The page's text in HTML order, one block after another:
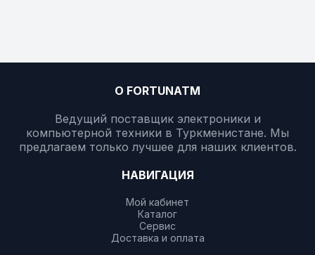
О FORTUNATM
Ведущий поставщик электроники и
компьютерной техники в Туркменистане. Мы
предлагаем только лучшее для наших клиентов.
НАВИГАЦИЯ
Мой кабинет
Каталог
Сервис
Доставка и оплата